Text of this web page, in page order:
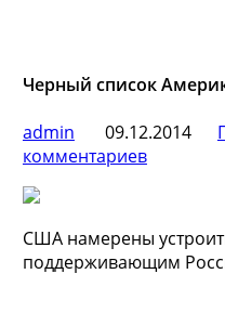
Черный список
admin
09.12.2014
комментариев
США намерены
поддерживающим